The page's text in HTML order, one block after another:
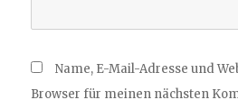
Name, E-Mail-Adresse und
Browser für meinen nächsten